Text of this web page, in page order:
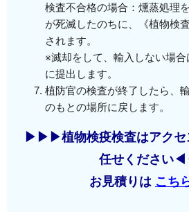
検査不合格の場合：燻蒸処理
が死滅したのちに、《植物検
されます。
※滅却をして、輸入しない場
に提出します。
植防官の検査が終了したら、
のもとの場所に戻します。
▶▶▶植物検疫検査はアクセ
任せください
お見積りは こち